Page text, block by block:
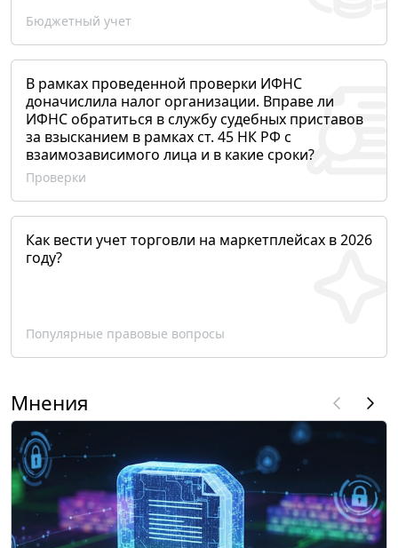
Бюджетный учет
В рамках проведенной проверки ИФНС
доначислила налог организации. Вправе ли
ИФНС обратиться в службу судебных приставов
за взысканием в рамках ст. 45 НК РФ с
взаимозависимого лица и в какие сроки?
Проверки
Как вести учет торговли на маркетплейсах в 2026
году?
Популярные правовые вопросы
Мнения